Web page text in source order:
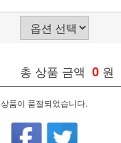
총 상품 금액 0 원
상품이 품절되었습니다.